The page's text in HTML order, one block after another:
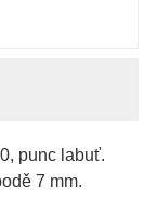
punc labuť.
7 mm.